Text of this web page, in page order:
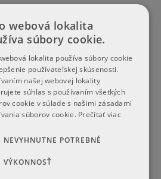
webová lokalita
súbory cookie.
lokalita používa súbory cookie
používateľskej skúsenosti.
našej webovej lokality
súhlas s používaním všetkých
cookie v súlade s našimi zásadami
súborov cookie. Prečítať viac
NEVYHNUTNE POTREBNÉ
VÝKONNOSŤ